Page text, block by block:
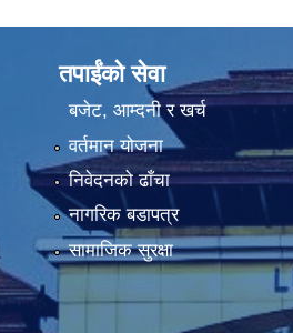
तपाईंको सेवा
बजेट, आम्दनी र खर्च
वर्तमान योजना
निवेदनको ढाँचा
नागरिक बडापत्र
सामाजिक सुरक्षा